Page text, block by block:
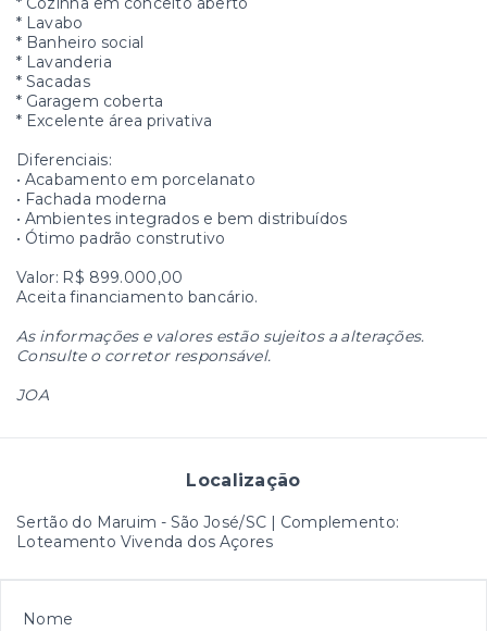
* Lavabo
* Banheiro social
* Lavanderia
* Sacadas
* Garagem coberta
* Excelente área privativa
Diferenciais:
• Acabamento em porcelanato
• Fachada moderna
• Ambientes integrados e bem distribuídos
• Ótimo padrão construtivo
Valor: R$ 899.000,00
Aceita financiamento bancário.
As informações e valores estão sujeitos a alterações.
Consulte o corretor responsável.
JOA
Localização
Sertão do Maruim - São José/SC | Complemento:
Loteamento Vivenda dos Açores
Nome